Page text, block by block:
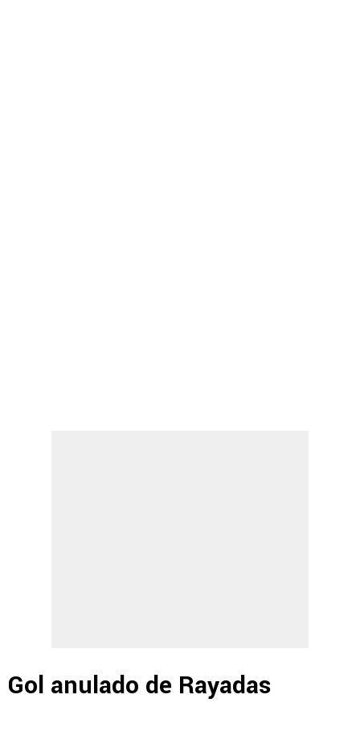
Gol anulado de Rayadas